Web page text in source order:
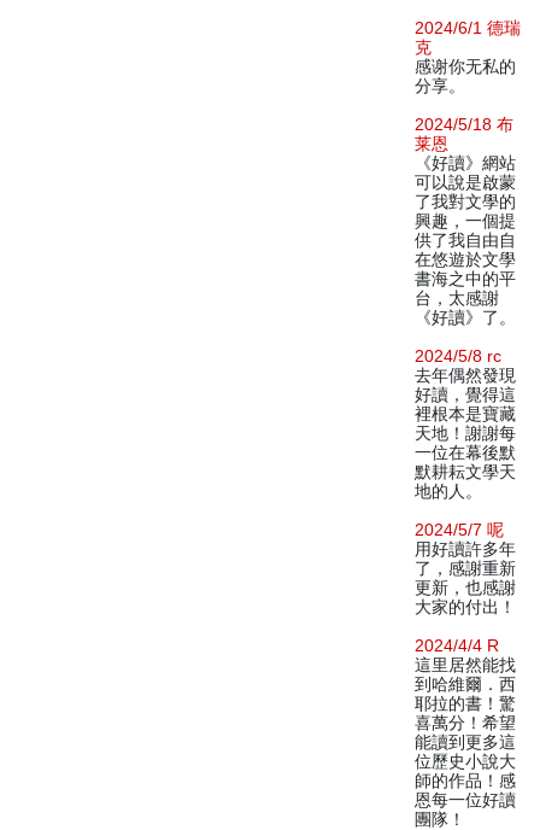
2024/6/1 德瑞
克
感谢你无私的
分享。
2024/5/18 布
莱恩
《好讀》網站
可以說是啟蒙
了我對文學的
興趣，一個提
供了我自由自
在悠遊於文學
書海之中的平
台，太感謝
《好讀》了。
2024/5/8 rc
去年偶然發現
好讀，覺得這
裡根本是寶藏
天地！謝謝每
一位在幕後默
默耕耘文學天
地的人。
2024/5/7 呢
用好讀許多年
了，感謝重新
更新，也感謝
大家的付出！
2024/4/4 R
這里居然能找
到哈維爾．西
耶拉的書！驚
喜萬分！希望
能讀到更多這
位歷史小說大
師的作品！感
恩每一位好讀
團隊！